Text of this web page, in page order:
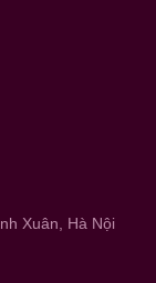
Xuân, Hà Nội